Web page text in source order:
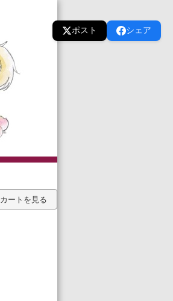
ポスト シェア
カートを見る